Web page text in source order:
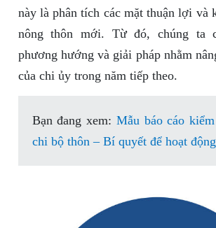
này là phân tích các mặt thuận lợi và
nông thôn mới. Từ đó, chúng ta
phương hướng và giải pháp nhằm
của chi ủy trong năm tiếp theo.
Bạn đang xem: Mẫu báo cáo
chi bộ thôn – Bí quyết để hoạt